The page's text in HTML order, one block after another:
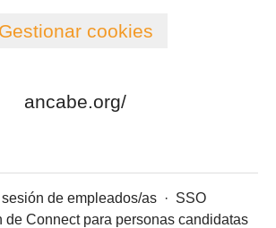
Gestionar cookies
ancabe.org/
sesión de empleados/as · SSO
de Connect para personas candidatas